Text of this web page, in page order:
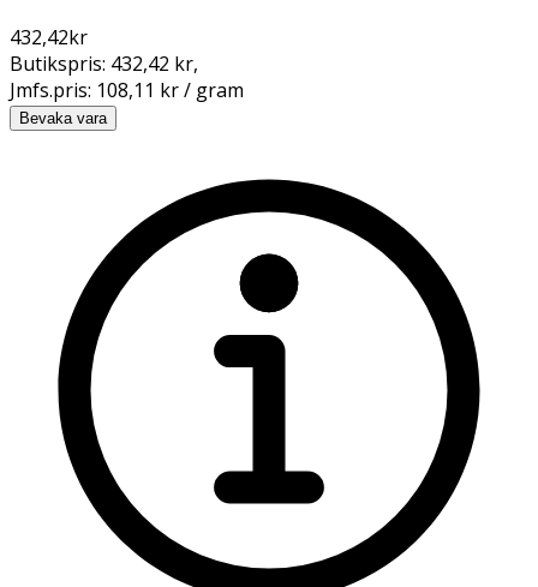
432,42kr
Butikspris: 432,42 kr,
Jmfs.pris: 108,11 kr / gram
Bevaka vara